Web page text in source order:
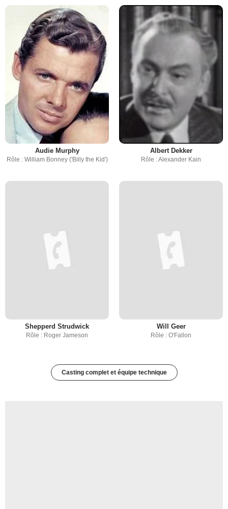
Audie Murphy
Rôle : William Bonney ('Billy the Kid')
Albert Dekker
Rôle : Alexander Kain
Shepperd Strudwick
Rôle : Roger Jameson
Will Geer
Rôle : O'Fallon
Casting complet et équipe technique